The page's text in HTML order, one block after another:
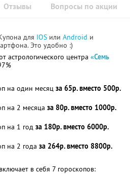
Отзывы Вопросы по акции
для IOS или Android и
Это удобно :)
астрологического центра «Семь
на один месяц за 65р. вместо 500р.
на 2 месяца за 80р. вместо 1000р.
на 1 год за 180р. вместо 6000р.
на 2 года за 264р. вместо 8800р.
в себя 7 гороскопов: